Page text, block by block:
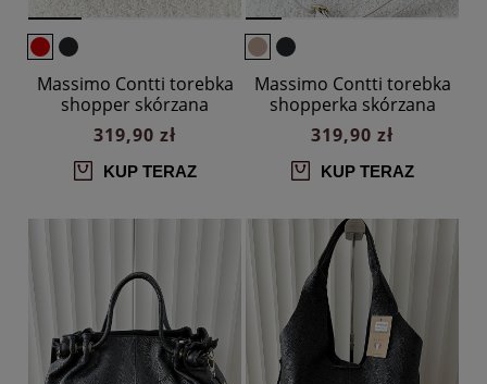
Massimo Contti torebka
shopper skórzana
czerwona z kieszenią
319,90 zł
KUP TERAZ
Massimo Contti torebka
shopperka skórzana
beżowa
319,90 zł
KUP TERAZ